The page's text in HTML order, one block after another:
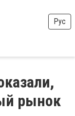
Рус
рынок